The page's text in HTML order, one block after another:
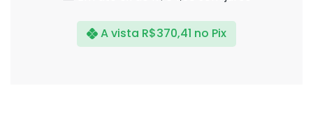
A vista R$370,41 no Pix